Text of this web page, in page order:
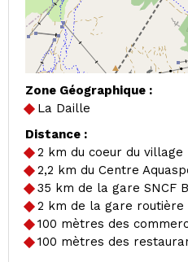
Zone Géographique :
La Daille
Distance :
2 km du coeur du village
2,2 km du Centre
35 km de la gare SNCF
2 km de la gare routière
100 mètres des
100 mètres des